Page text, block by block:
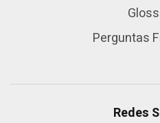
Perguntas
Redes